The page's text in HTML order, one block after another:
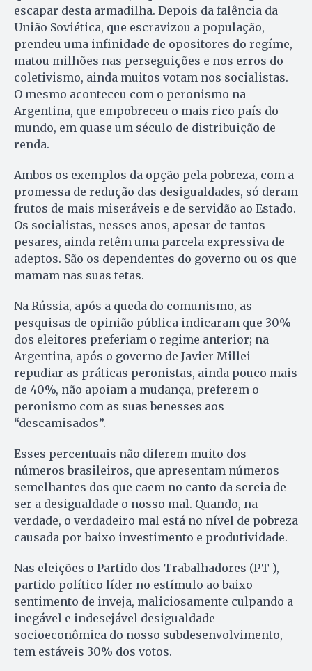
escapar desta armadilha. Depois da falência da
União Soviética, que escravizou a população,
prendeu uma infinidade de opositores do regíme,
matou milhões nas perseguições e nos erros do
coletivismo, ainda muitos votam nos socialistas.
O mesmo aconteceu com o peronismo na
Argentina, que empobreceu o mais rico país do
mundo, em quase um século de distribuição de
renda.
Ambos os exemplos da opção pela pobreza, com a
promessa de redução das desigualdades, só deram
frutos de mais miseráveis e de servidão ao Estado.
Os socialistas, nesses anos, apesar de tantos
pesares, ainda retêm uma parcela expressiva de
adeptos. São os dependentes do governo ou os que
mamam nas suas tetas.
Na Rússia, após a queda do comunismo, as
pesquisas de opinião pública indicaram que 30%
dos eleitores preferiam o regime anterior; na
Argentina, após o governo de Javier Millei
repudiar as práticas peronistas, ainda pouco mais
de 40%, não apoiam a mudança, preferem o
peronismo com as suas benesses aos
“descamisados”.
Esses percentuais não diferem muito dos
números brasileiros, que apresentam números
semelhantes dos que caem no canto da sereia de
ser a desigualdade o nosso mal. Quando, na
verdade, o verdadeiro mal está no nível de pobreza
causada por baixo investimento e produtividade.
Nas eleições o Partido dos Trabalhadores (PT ),
partido político líder no estímulo ao baixo
sentimento de inveja, maliciosamente culpando a
inegável e indesejável desigualdade
socioeconômica do nosso subdesenvolvimento,
tem estáveis 30% dos votos.